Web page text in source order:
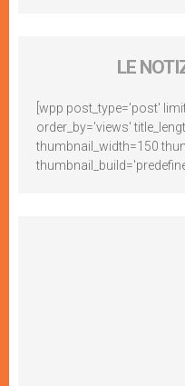
LE
[wpp post_type='post'
order_by='views'
thumbnail_width=150